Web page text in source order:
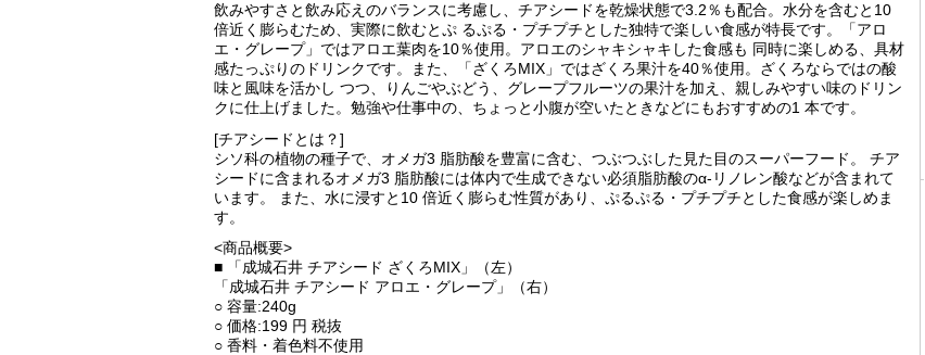
飲みやすさと飲み応えのバランスに考慮し、チアシードを乾燥状態で3.2％も配合。水分を含むと10
倍近く膨らむため、実際に飲むとぷ るぷる・プチプチとした独特で楽しい食感が特長です。「アロ
エ・グレープ」ではアロエ葉肉を10％使用。アロエのシャキシャキした食感も 同時に楽しめる、具材
感たっぷりのドリンクです。また、「ざくろMIX」ではざくろ果汁を40％使用。ざくろならではの酸
味と風味を活かし つつ、りんごやぶどう、グレープフルーツの果汁を加え、親しみやすい味のドリン
クに仕上げました。勉強や仕事中の、ちょっと小腹が空いたときなどにもおすすめの1 本です。
[チアシードとは？]
シソ科の植物の種子で、オメガ3 脂肪酸を豊富に含む、つぶつぶした見た目のスーパーフード。 チア
シードに含まれるオメガ3 脂肪酸には体内で生成できない必須脂肪酸のα-リノレン酸などが含まれて
います。 また、水に浸すと10 倍近く膨らむ性質があり、ぷるぷる・プチプチとした食感が楽しめま
す。
<商品概要>
■ 「成城石井 チアシード ざくろMIX」（左）
「成城石井 チアシード アロエ・グレープ」（右）
○ 容量:240g
○ 価格:199 円 税抜
○ 香料・着色料不使用